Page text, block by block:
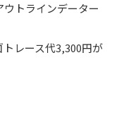
トラインデーター
レース代3,300円が